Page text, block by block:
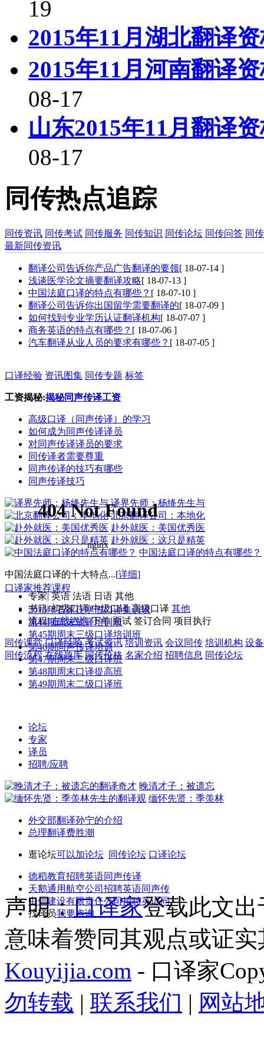
19
2015年11月湖北翻译
2015年11月河南翻译
08-17
山东2015年11月翻译
08-17
同传热点追踪
同传资讯 同传考试 同传服务 同传知识 同传论坛 同传问答 同
最新同传资讯
翻译公司告诉你产品广告翻译的要领[ 18-07-14 ]
浅谈医学论文摘要翻译攻略[ 18-07-13 ]
中国法庭口译的特点有哪些？ [ 18-07-10 ]
翻译公司告诉你出国留学需要翻译的[ 18-07-09 ]
如何找到专业学历认证翻译机构[ 18-07-07 ]
商务英语的特点有哪些？ [ 18-07-06 ]
汽车翻译从业人员的要求有哪些？ [ 18-07-05 ]
口译经验 资讯图集 同传专题 标签
工资揭秘:揭秘同声传译工资
高级口译（同声传译）的学习
如何成为同声传译译员
对同声传译译员的要求
同传译者需要尊重
同声传译的技巧有哪些
同声传译技巧
译界先师：杨绛先生与
北京翻译公司：本地化
赴外就医：美国优秀医
赴外就医：这只是精英
中国法庭口译的特点有哪些？
中国法庭口译的十大特点...[详细]
专家| 英语 法语 日语 其他
书籍|初级口译 中级口译 高级口译 其他
流程|在线咨询 下单 面试 签订合同 项目执行
同传课堂 口译经验 考试资讯 培训资讯 会议同传 培训机构 设
同传流程 在线题库 同传价格 名家介绍 招聘信息 同传论坛
口译家推荐课程
2015年石家庄寒假口译集训班
第44期周末笔译培训班
第45期周末三级口译培训班
第46期同声传译培训
第47期周末二级口译班
第48期周末口译提高班
第49期周末二级口译班
论坛
专家
译员
招聘/应聘
晚清才子：被遗忘
缅怀先贤：季羡林
外交部翻译孙宁的介绍
总理翻译费胜潮
逛论坛可以加论坛 同传论坛 口译论坛
德稻教育招聘英语同声传译
天鹅通用航空公司招聘英语同声传
中信建设有限责任公司招聘英语同
找译员我要咨询
声明：口译家登载此文
意味着赞同其观点或证
Kouyijia.com - 口译家
勿转载 | 联系我们 | 网站